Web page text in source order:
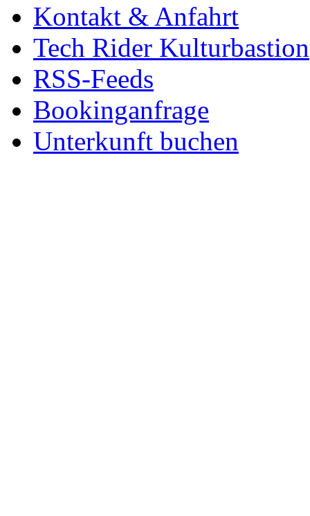
Kontakt & Anfahrt
Tech Rider Kulturbastion
RSS-Feeds
Bookinganfrage
Unterkunft buchen